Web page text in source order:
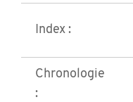
Index :
Chronologie
: